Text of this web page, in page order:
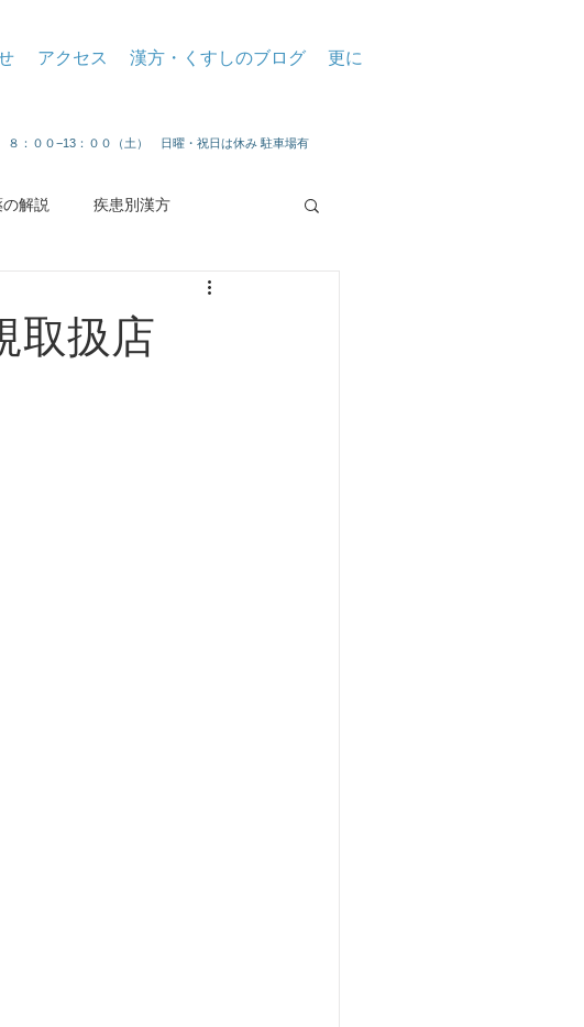
アクセス 漢方・くすしのブログ 更に
：００−13：００（土） 日曜・祝日は休み 駐車場有
解説 疾患別漢方
取扱店